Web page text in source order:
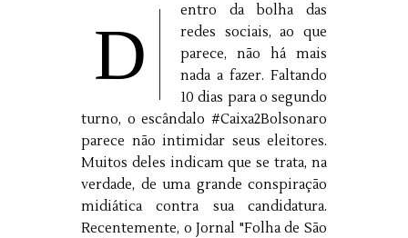
D
entro da bolha das
redes sociais, ao que
parece, não há mais
nada a fazer. Faltando
10 dias para o segundo
turno, o escândalo #Caixa2Bolsonaro
parece não intimidar seus eleitores.
Muitos deles indicam que se trata, na
verdade, de uma grande conspiração
midiática contra sua candidatura.
Recentemente, o Jornal "Folha de São